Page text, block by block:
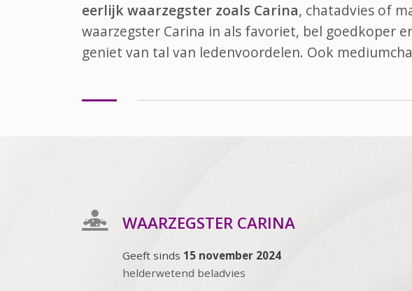
eerlijk waarzegster zoals Carina, chatadvies of
waarzegster Carina in als favoriet, bel goedkoper
geniet van tal van ledenvoordelen. Ook
WAARZEGSTER CARINA
Geeft sinds 15 november 2024
helderwetend beladvies